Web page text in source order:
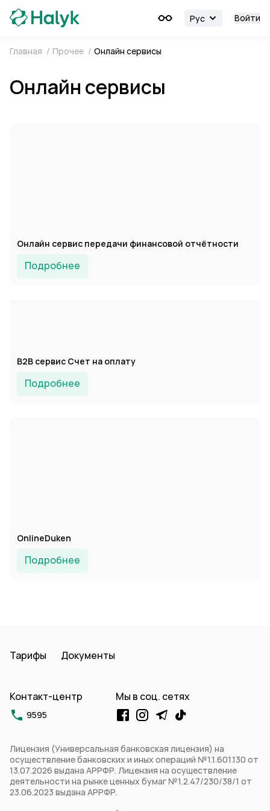
Рус Войти
Главная / Прочее / Онлайн сервисы
Онлайн сервисы
Онлайн сервис передачи финансовой отчётности
Подробнее
B2B сервис Счет на оплату
Подробнее
OnlineDuken
Подробнее
Лицензия (Универсальная банковская лицензия) на
осуществление банковских и иных операций №1.1.601.130 от
13.07.2026 выдана АРРФР. Лицензия на осуществление
деятельности на рынке ценных бумаг №1.2.47/230/38/1 от
23.06.2023 выдана АРРФР.
Тарифы Документы
Контакт-центр
9595
Мы в соц. сетях